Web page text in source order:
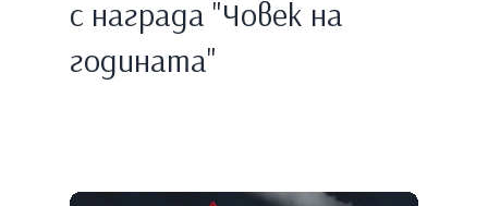
с награда "Човек на
годината"